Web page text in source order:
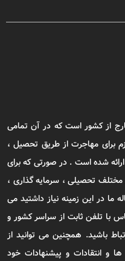
از کشور است که در آن تمامی
برای مهاجرت از طریق تحصیل ،
شده است . در صورتی که برای
تحصیلی ، سرمایه گذاری ،
ما در این زمینه نیاز داشتید می
شماره تلفن 9099075305 ( تماس با تلفن ثابت از سراسر کشور و
ریال ) در ارتباط باشید. همچنین می توانید از
ها و انتقادات و پیشنهادات خود